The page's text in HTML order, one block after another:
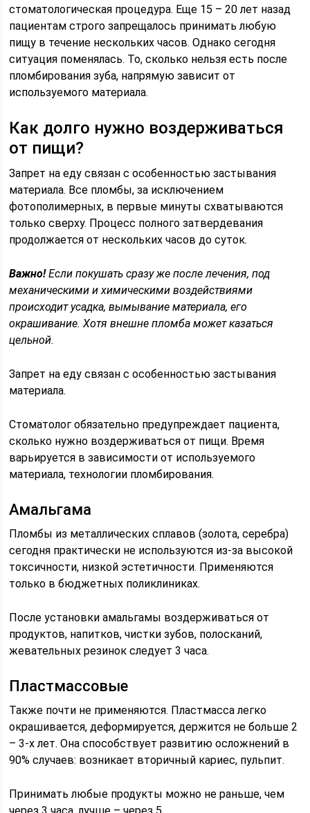
стоматологическая процедура. Еще 15 – 20 лет назад
пациентам строго запрещалось принимать любую
пищу в течение нескольких часов. Однако сегодня
ситуация поменялась. То, сколько нельзя есть после
пломбирования зуба, напрямую зависит от
используемого материала.
Как долго нужно воздерживаться
от пищи?
Запрет на еду связан с особенностью застывания
материала. Все пломбы, за исключением
фотополимерных, в первые минуты схватываются
только сверху. Процесс полного затвердевания
продолжается от нескольких часов до суток.
Важно!Если покушать сразу же после лечения, под
механическими и химическими воздействиями
происходит усадка, вымывание материала, его
окрашивание. Хотя внешне пломба может казаться
цельной.
Запрет на еду связан с особенностью застывания
материала.
Стоматолог обязательно предупреждает пациента,
сколько нужно воздерживаться от пищи. Время
варьируется в зависимости от используемого
материала, технологии пломбирования.
Амальгама
Пломбы из металлических сплавов (золота, серебра)
сегодня практически не используются из-за высокой
токсичности, низкой эстетичности. Применяются
только в бюджетных поликлиниках.
После установки амальгамы воздерживаться от
продуктов, напитков, чистки зубов, полосканий,
жевательных резинок следует 3 часа.
Пластмассовые
Также почти не применяются. Пластмасса легко
окрашивается, деформируется, держится не больше 2
– 3-х лет. Она способствует развитию осложнений в
90% случаев: возникает вторичный кариес, пульпит.
Принимать любые продукты можно не раньше, чем